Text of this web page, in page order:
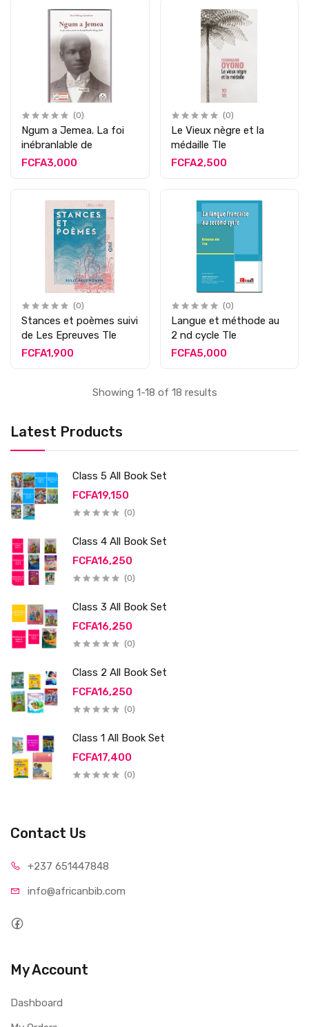
Latest Products
Class 5 All Book Set
FCFA19,150
(0)
Class 4 All Book Set
FCFA16,250
(0)
Class 3 All Book Set
FCFA16,250
(0)
Class 2 All Book Set
FCFA16,250
(0)
Class 1 All Book Set
FCFA17,400
(0)
(0)
Ngum a Jemea. La foi
inébranlable de
FCFA3,000
(0)
Le Vieux nègre et la
médaille Tle
FCFA2,500
(0)
Stances et poèmes suivi
de Les Epreuves Tle
FCFA1,900
(0)
Langue et méthode au
2 nd cycle Tle
FCFA5,000
Showing 1-18 of 18 results
Contact Us
+237 651447848
info@africanbib.com
My Account
Dashboard